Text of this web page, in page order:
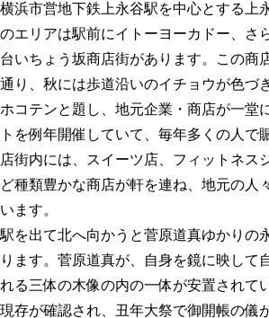
横浜市営地下鉄上永谷駅を中心とする上
のエリアは駅前にイトーヨーカドー、さ
台いちょう坂商店街があります。この商
通り、秋には歩道沿いのイチョウが色づ
ホコテンと題し、地元企業・商店が一堂
トを例年開催していて、毎年多くの人で
店街内には、スイーツ店、フィットネス
ど種類豊かな商店が軒を連ね、地元の人
います。
駅を出て北へ向かうと菅原道真ゆかりの
ります。菅原道真が、自身を鏡に映して
れる三体の木像の内の一体が安置されて
現存が確認され、丑年大祭で御開帳の儀